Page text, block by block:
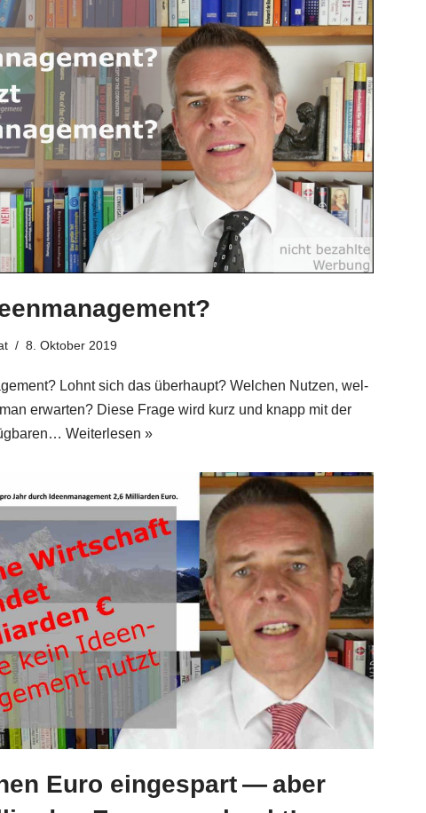
8. Oktober 2019
Lohnt sich das über­haupt? Wel­chen Nut­zen, wel­
erwar­ten? Die­se Fra­ge wird kurz und knapp mit der
Wei­ter­le­sen »
Euro eingespart — aber